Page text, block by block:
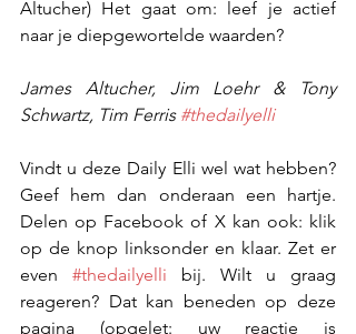
Altucher) Het gaat om: leef je actief
naar je diepgewortelde waarden?
James Altucher, Jim Loehr & Tony
Schwartz, Tim Ferris #thedailyelli
Vindt u deze Daily Elli wel wat hebben?
Geef hem dan onderaan een hartje.
Delen op Facebook of X kan ook: klik
op de knop linksonder en klaar. Zet er
even #thedailyelli bij. Wilt u graag
reageren? Dat kan beneden op deze
pagina (opgelet: uw reactie is